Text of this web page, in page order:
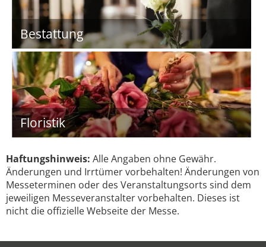
Bestattung
Floristik
Haftungshinweis: Alle Angaben ohne Gewähr.
Änderungen und Irrtümer vorbehalten! Änderungen von
Messeterminen oder des Veranstaltungsorts sind dem
jeweiligen Messeveranstalter vorbehalten. Dieses ist
nicht die offizielle Webseite der Messe.